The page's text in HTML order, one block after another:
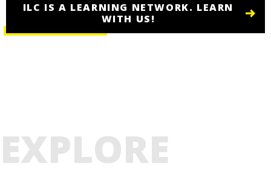
ILC IS A LEARNING NETWORK. LEARN
WITH US!
EXPLORE